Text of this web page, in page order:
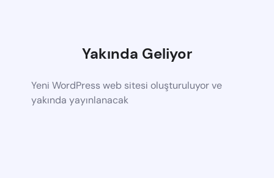
Yakında Geliyor
Yeni WordPress web sitesi oluşturuluyor ve
yakında yayınlanacak